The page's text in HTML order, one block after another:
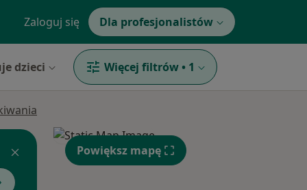
Zaloguj się Dla profesjonalistów
dzieci Więcej filtrów • 1
Powiększ mapę